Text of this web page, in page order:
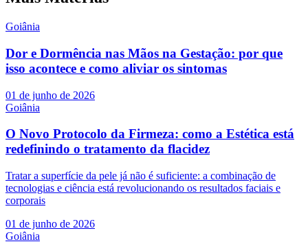
Goiânia
Dor e Dormência nas Mãos na Gestação: por que
isso acontece e como aliviar os sintomas
01 de junho de 2026
Goiânia
O Novo Protocolo da Firmeza: como a Estética está
redefinindo o tratamento da flacidez
Tratar a superfície da pele já não é suficiente: a combinação de
tecnologias e ciência está revolucionando os resultados faciais e
corporais
01 de junho de 2026
Goiânia